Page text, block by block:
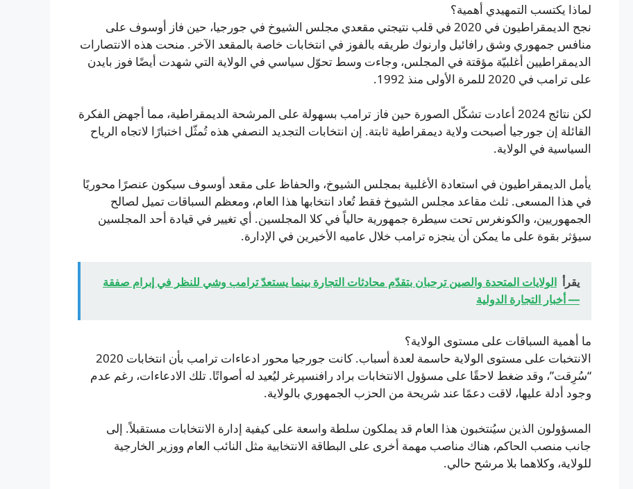
لماذا يكتسب التمهيدي أهمية؟
نجح الديمقراطيون في 2020 في قلب نتيجتي مقعدي مجلس الشيوخ في جورجيا، حين فاز أوسوف على
منافس جمهوري وشق رافائيل وارنوك طريقه بالفوز في انتخابات خاصة بالمقعد الآخر. منحت هذه الانتصارات
الديمقراطيين أغلبيّة مؤقتة في المجلس، وجاءت وسط تحوّل سياسي في الولاية التي شهدت أيضًا فوز بايدن
على ترامب في 2020 للمرة الأولى منذ 1992.
لكن نتائج 2024 أعادت تشكّل الصورة حين فاز ترامب بسهولة على المرشحة الديمقراطية، مما أجهض الفكرة
القائلة إن جورجيا أصبحت ولاية ديمقراطية ثابتة. إن انتخابات التجديد النصفي هذه تُمثّل اختبارًا لاتجاه الرياح
السياسية في الولاية.
يأمل الديمقراطيون في استعادة الأغلبية بمجلس الشيوخ، والحفاظ على مقعد أوسوف سيكون عنصرًا محوريًا
في هذا المسعى. ثلث مقاعد مجلس الشيوخ فقط تُعاد انتخابها هذا العام، ومعظم السباقات تميل لصالح
الجمهوريين، والكونغرس تحت سيطرة جمهورية حالياً في كلا المجلسين. أي تغيير في قيادة أحد المجلسين
سيؤثر بقوة على ما يمكن أن ينجزه ترامب خلال عاميه الأخيرين في الإدارة.
يقرأ الولايات المتحدة والصين ترحبان بتقدّم محادثات التجارة بينما يستعدّ ترامب وشي للنظر في إبرام صفقة
— أخبار التجارة الدولية
ما أهمية السباقات على مستوى الولاية؟
الانتخبات على مستوى الولاية حاسمة لعدة أسباب. كانت جورجيا محور ادعاءات ترامب بأن انتخابات 2020
“سُرِقت”، وقد ضغط لاحقًا على مسؤول الانتخابات براد رافنسپرغر ليُعيد له أصواتًا. تلك الادعاءات، رغم عدم
وجود أدلة عليها، لاقت دعمًا عند شريحة من الحزب الجمهوري بالولاية.
المسؤولون الذين سيُنتخبون هذا العام قد يملكون سلطة واسعة على كيفية إدارة الانتخابات مستقبلاً. إلى
جانب منصب الحاكم، هناك مناصب مهمة أخرى على البطاقة الانتخابية مثل النائب العام ووزير الخارجية
للولاية، وكلاهما بلا مرشح حالي.